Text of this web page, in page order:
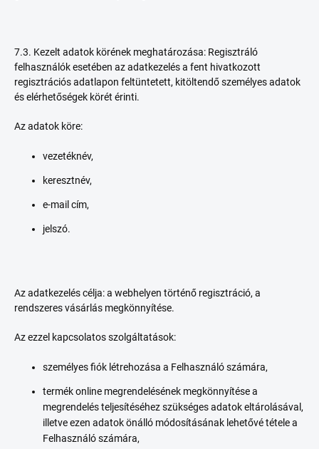
7.3. Kezelt adatok körének meghatározása: Regisztráló
felhasználók esetében az adatkezelés a fent hivatkozott
regisztrációs adatlapon feltüntetett, kitöltendő személyes adatok
és elérhetőségek körét érinti.
Az adatok köre:
vezetéknév,
keresztnév,
e-mail cím,
jelszó.
Az adatkezelés célja: a webhelyen történő regisztráció, a
rendszeres vásárlás megkönnyítése.
Az ezzel kapcsolatos szolgáltatások:
személyes fiók létrehozása a Felhasználó számára,
termék online megrendelésének megkönnyítése a
megrendelés teljesítéséhez szükséges adatok eltárolásával,
illetve ezen adatok önálló módosításának lehetővé tétele a
Felhasználó számára,